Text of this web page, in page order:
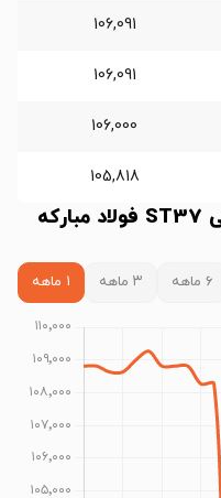
106,091
106,091
106,000
105,818
نمودار قیمت ورق سیاه برشی ST37 فولاد مبارکه
۶ ماهه ۳ ماهه ۱ ماهه